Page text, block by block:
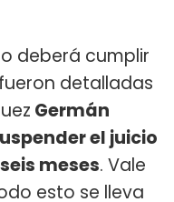
deberá cumplir
detalladas
Germán
el juicio
meses. Vale
esto se lleva